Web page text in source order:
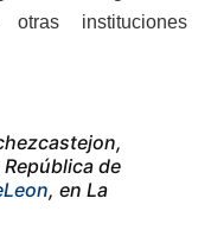
instituciones
de
, en La